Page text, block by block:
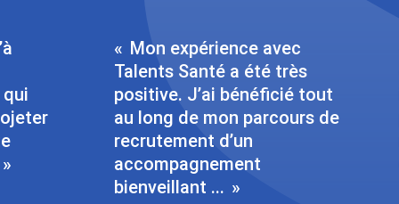
Mon expérience avec
Talents Santé a été très
positive. J’ai bénéficié tout
au long de mon parcours de
recrutement d’un
accompagnement
bienveillant ...